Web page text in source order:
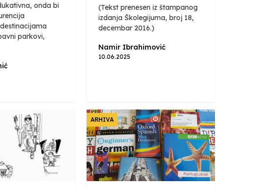
onda bi
parkovi,
(Tekst prenesen iz štampanog
izdanja Školegijuma, broj 18,
decembar 2016.)
Namir Ibrahimović
10.06.2025
ARHIVA